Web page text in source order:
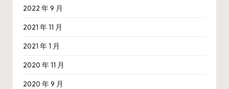
2022 年 9 月
2021 年 11 月
2021 年 1 月
2020 年 11 月
2020 年 9 月